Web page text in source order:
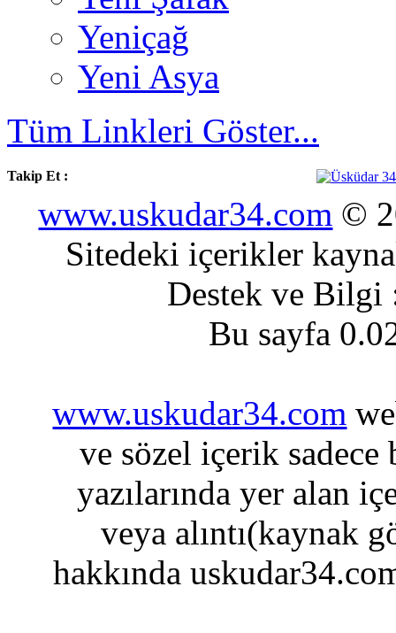
Yeniçağ
Yeni Asya
Tüm Linkleri Göster...
Takip Et :
www.uskudar34.com ©
Sitedeki içerikler
Destek ve
Bu sayfa
www.uskudar34.com
ve sözel içerik sadece
yazılarında yer alan
veya alıntı(kaynak
hakkında